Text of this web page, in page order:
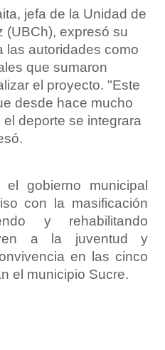
jefa de la Unidad de
(UBCh), expresó su
las autoridades como
que sumaron
el proyecto. "Este
desde hace mucho
deporte se integrara
gobierno municipal
con la masificación
y rehabilitando
a la juventud y
en las cinco
el municipio Sucre.